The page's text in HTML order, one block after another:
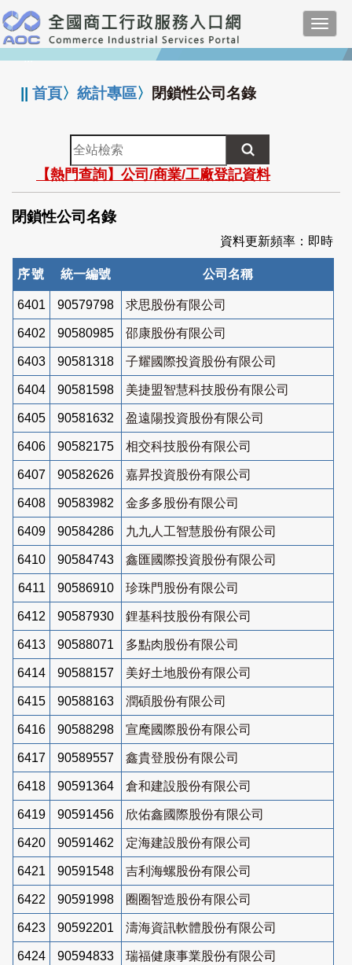
跳
到
主
要
:::
||首頁〉統計專區〉 閉鎖性公司名錄
全
站
檢
索
【熱門查詢】公司/商業/工廠登記資料
閉鎖性公司名錄
資料更新頻率：即時
序號 統一編號 公司名稱
6401 90579798 求思股份有限公司
6402 90580985 邵康股份有限公司
6403 90581318 子耀國際投資股份有限公司
6404 90581598 美捷盟智慧科技股份有限公司
6405 90581632 盈遠陽投資股份有限公司
6406 90582175 相交科技股份有限公司
6407 90582626 嘉昇投資股份有限公司
6408 90583982 金多多股份有限公司
6409 90584286 九九人工智慧股份有限公司
6410 90584743 鑫匯國際投資股份有限公司
6411 90586910 珍珠門股份有限公司
6412 90587930 鋰基科技股份有限公司
6413 90588071 多點肉股份有限公司
6414 90588157 美好土地股份有限公司
6415 90588163 潤碩股份有限公司
6416 90588298 宣麾國際股份有限公司
6417 90589557 鑫貴登股份有限公司
6418 90591364 倉和建設股份有限公司
6419 90591456 欣佑鑫國際股份有限公司
6420 90591462 定海建設股份有限公司
6421 90591548 吉利海螺股份有限公司
6422 90591998 圈圈智造股份有限公司
6423 90592201 濤海資訊軟體股份有限公司
6424 90594833 瑞福健康事業股份有限公司